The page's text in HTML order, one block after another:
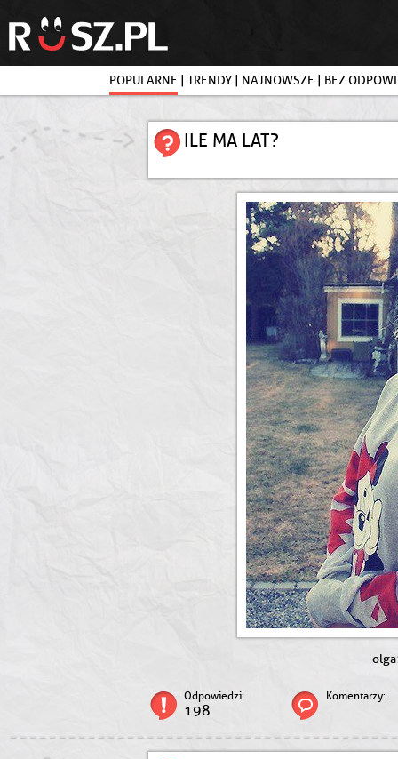
POPULARNE | TRENDY | NAJNOWSZE | BEZ
ILE MA LAT?
Odpowiedzi:
198
Komentarzy: